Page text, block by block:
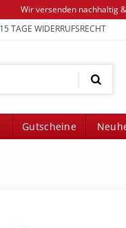
Wir versenden nachhaltig
15 TAGE WIDERRUFSRECHT
Gutscheine